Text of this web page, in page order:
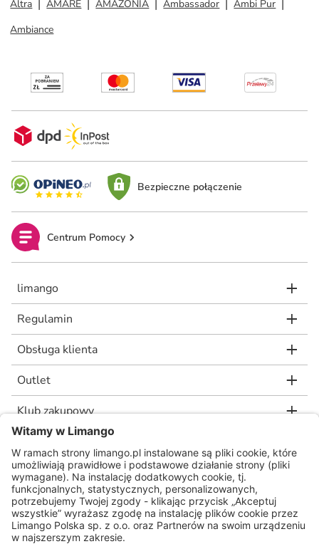
Altra
AMARE AMAZONIA Ambassador
Ambi Pur
Ambiance
Bezpieczne połączenie
Centrum Pomocy
limango
Regulamin
Obsługa klienta
Outlet
Klub zakupowy